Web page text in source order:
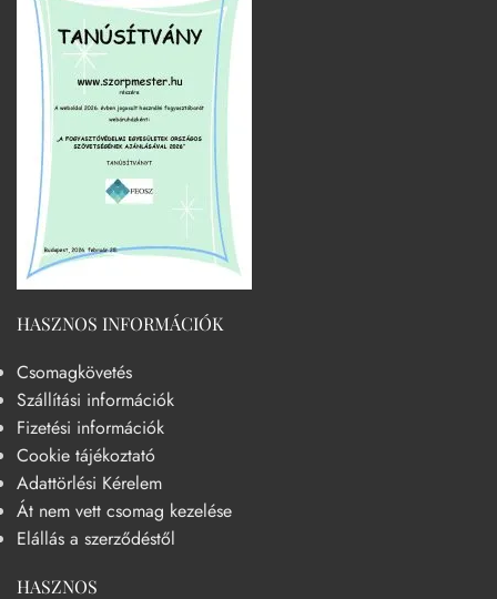
HASZNOS INFORMÁCIÓK
Csomagkövetés
Szállítási információk
Fizetési információk
Cookie tájékoztató
Adattörlési Kérelem
Át nem vett csomag kezelése
Elállás a szerződéstől
HASZNOS